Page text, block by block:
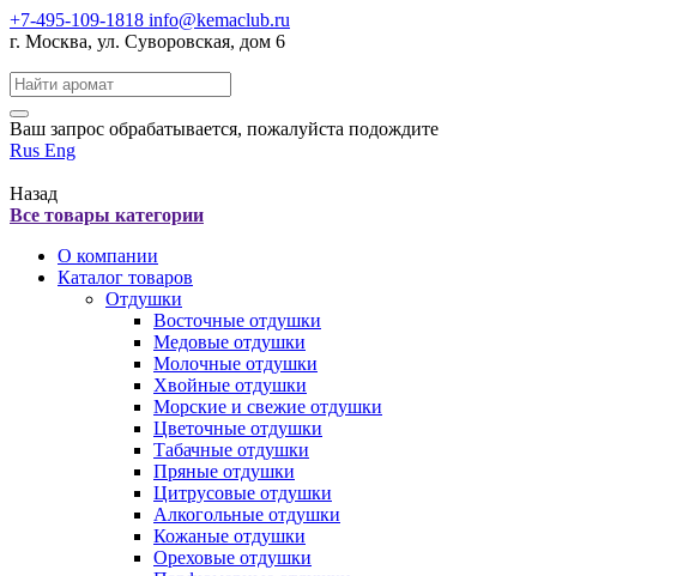
+7-495-109-1818 info@kemaclub.ru
г. Москва, ул. Суворовская, дом 6
Поиск:
Ваш запрос обрабатывается, пожалуйста подождите
Rus Eng
Назад
Все товары категории
О компании
Каталог товаров
Отдушки
Восточные отдушки
Медовые отдушки
Молочные отдушки
Хвойные отдушки
Морские и свежие отдушки
Цветочные отдушки
Табачные отдушки
Пряные отдушки
Цитрусовые отдушки
Алкогольные отдушки
Кожаные отдушки
Ореховые отдушки